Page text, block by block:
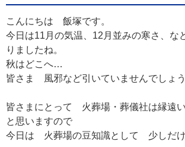
こんにちは 飯塚です。
今日は11月の気温、12月並みの寒さ、
りましたね。
秋はどこへ…
皆さま 風邪など引いていませんでしょう
皆さまにとって 火葬場・葬儀社は縁遠
と思いますので
今日は 火葬場の豆知識として 少しだけ